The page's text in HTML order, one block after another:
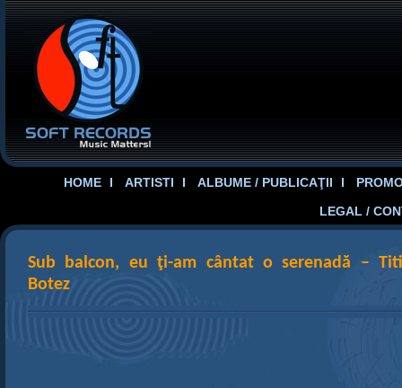
HOME ARTISTI ALBUME / PUBLICAŢII
LEGAL /
Sub balcon, eu ţi-am cântat o serenadă – Titi
Botez